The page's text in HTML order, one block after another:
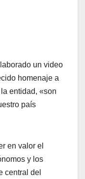
un video
homenaje a
entidad, «son
país
en valor el
y los
central del